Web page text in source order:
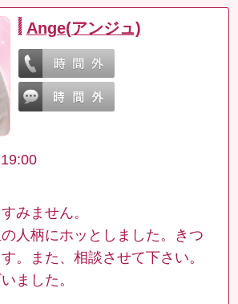
Ange(アンジュ)
みません。
人柄にホッとしました。きつ
。また、相談させて下さい。
ました。